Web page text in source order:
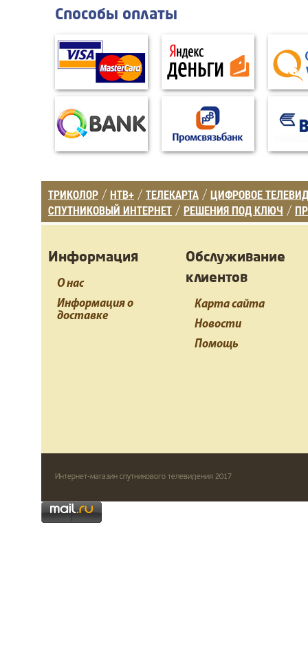
Способы оплаты
ТРИКОЛОР / НТВ+ / ТЕЛЕКАРТА / ЦИФРОВОЕ
СПУТНИКОВЫЙ ИНТЕРНЕТ / РЕШЕНИЯ ПОД КЛЮЧ /
Информация
О нас
Информация о
доставке
Обслуживание
клиентов
Карта сайта
Новости
Помощь
Интернет-магазин спутникового телевидения 2017